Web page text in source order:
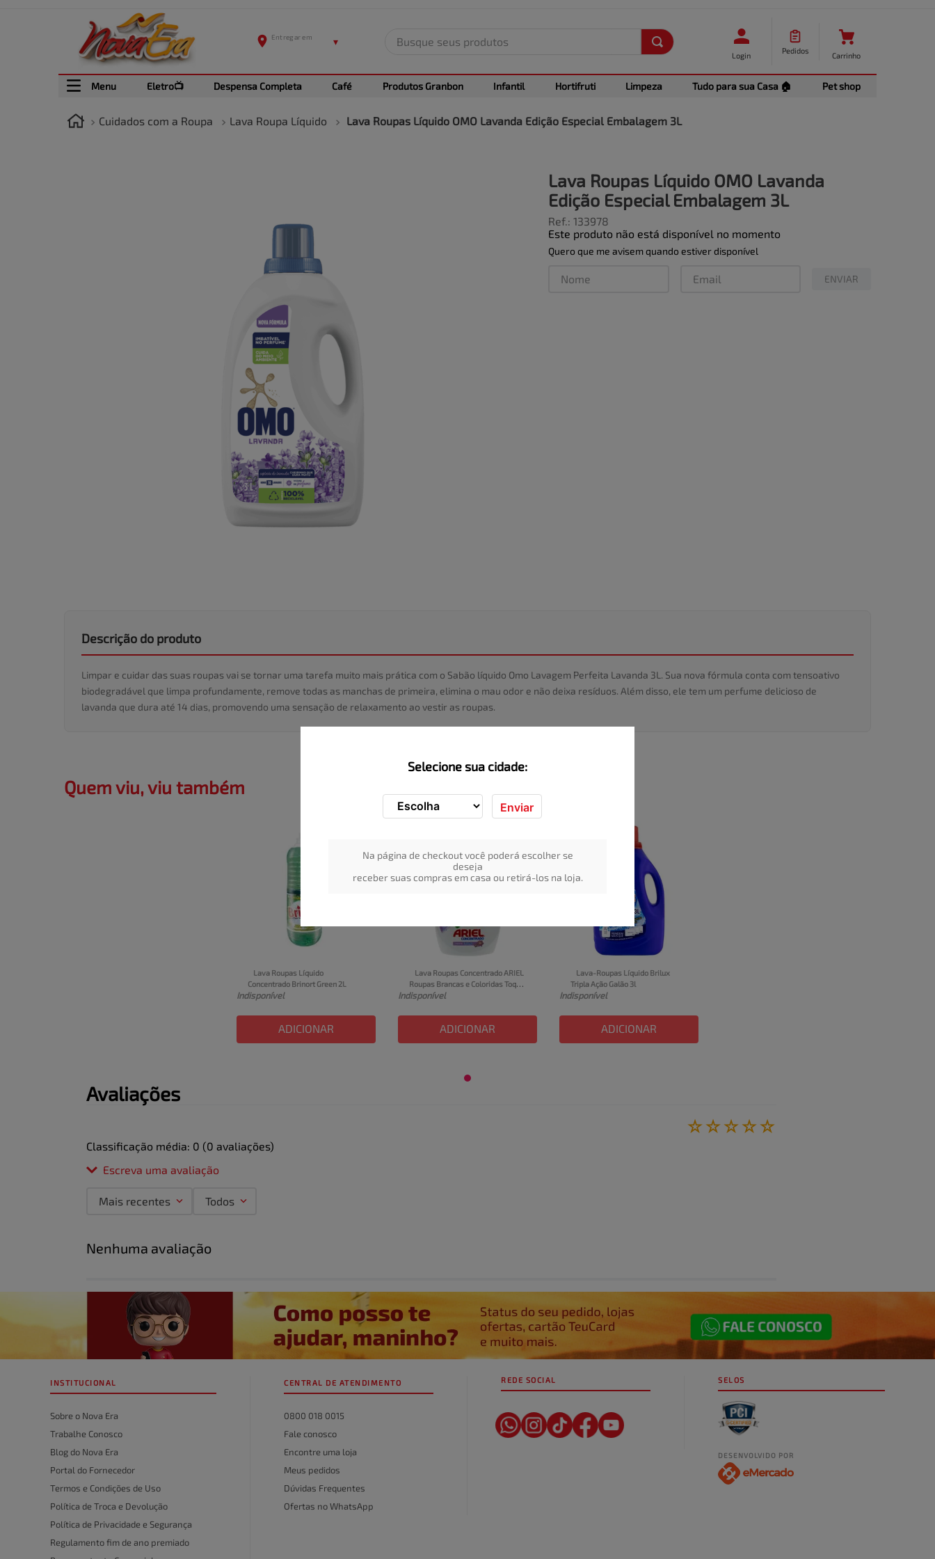
Selecione sua cidade:
Enviar
Na página de checkout você poderá escolher se
deseja
receber suas compras em casa ou retirá-los na loja.
Login
Pedidos
Carrinho
Menu Eletro📺 Despensa Completa Café Produtos Granbon Infantil Hortifruti Limpeza Tudo para sua Casa 🏠 Pet shop
Cuidados com a Roupa Lava Roupa Líquido Lava Roupas Líquido OMO Lavanda Edição Especial Embalagem 3L
Lava Roupas Líquido OMO Lavanda
Edição Especial Embalagem 3L
Ref.: 133978
Este produto não está disponível no momento
Quero que me avisem quando estiver disponível
ENVIAR
Descrição do produto
Limpar e cuidar das suas roupas vai se tornar uma tarefa muito mais prática com o Sabão líquido Omo Lavagem Perfeita Lavanda 3L. Sua nova fórmula conta com tensoativo
biodegradável que limpa profundamente, remove todas as manchas de primeira, elimina o mau odor e não deixa resíduos. Além disso, ele tem um perfume delicioso de
lavanda que dura até 14 dias, promovendo uma sensação de relaxamento ao vestir as roupas.
Quem viu, viu também
Lava Roupas Líquido
Concentrado Brinort Green 2L
Indisponível
ADICIONAR
Lava Roupas Concentrado ARIEL
Roupas Brancas e Coloridas Toque
de Downy Frasco 1,2L
Indisponível
ADICIONAR
Lava-Roupas Líquido Brilux
Tripla Ação Galão 3l
Indisponível
ADICIONAR
Avaliações
☆☆☆☆☆
Classificação média: 0 (0 avaliações)
Escreva uma avaliação
Título
Avalie o produto de 1 a 5 estrelas
★★★★★
Seu nome
Escreva uma avaliação
Mais recentes Todos
Nenhuma avaliação
INSTITUCIONAL
Sobre o Nova Era
Trabalhe Conosco
Blog do Nova Era
Portal do Fornecedor
Termos e Condições de Uso
Política de Troca e Devolução
Política de Privacidade e Segurança
Regulamento fim de ano premiado
CENTRAL DE ATENDIMENTO
0800 018 0015
Fale conosco
Encontre uma loja
Meus pedidos
Dúvidas Frequentes
Ofertas no WhatsApp
REDE SOCIAL SELOS
DESENVOLVIDO POR
1
leite
2
frango